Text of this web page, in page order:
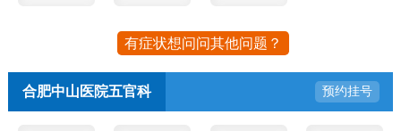
有症状想问问其他问题？
合肥中山医院五官科 预约挂号